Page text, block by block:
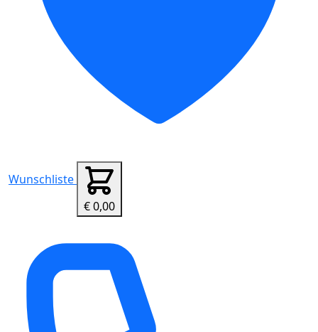
Wunschliste
€ 0,00